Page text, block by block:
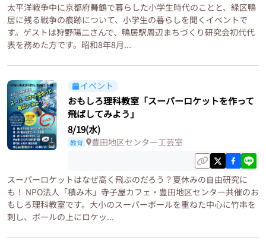
太平洋戦争中に京都府舞鶴で暮らした小学生時代のことと、緑区鴨
居に残る戦争の痕跡について、小学生の暮らしを聞くイベントで
す。ゲストは狩野陽二さんで、鴨居駅周辺まちづくり研究会初代代
表を務めた方です。昭和8年8月...
1
イベント
おもしろ理科教室「スーパーロケットを作って
飛ばしてみよう」
8/19(水)
教育 豊田地区センター工芸室
スーパーロケットはなぜ高く飛ぶのだろう？夏休みの自由研究に
も！ NPO法人「積み木」寺子屋カフェ・豊田地区センター共催のお
もしろ理科教室です。大小のスーパーボールを重ねた中心に竹串を
刺し、ボールの上にロケッ...